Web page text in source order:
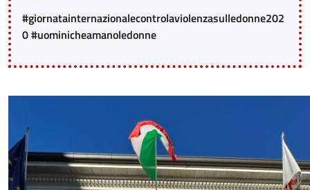
#giornatainternazionalecontrolaviolenzasulledonne202
0 #uominicheamanoledonne